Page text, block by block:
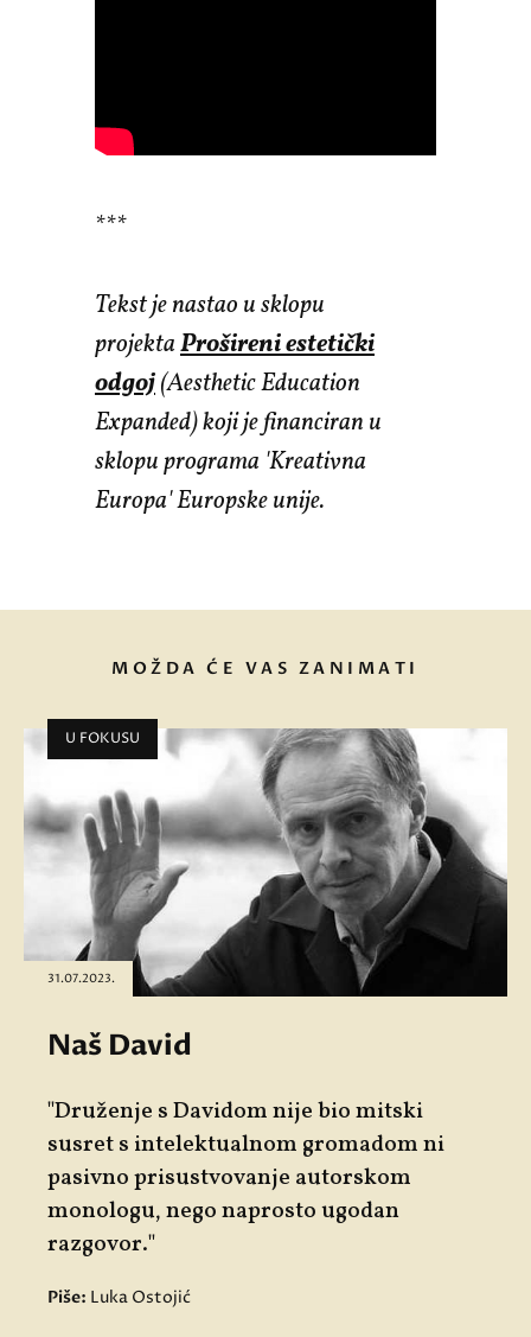
***
Tekst je nastao u sklopu
projektaProšireni estetički
odgoj(Aesthetic Education
Expanded) koji je financiran u
sklopu programa 'Kreativna
Europa' Europske unije.
MOŽDA ĆE VAS ZANIMATI
U FOKUSU
31.07.2023.
Naš David
"Druženje s Davidom nije bio mitski
susret s intelektualnom gromadom ni
pasivno prisustvovanje autorskom
monologu, nego naprosto ugodan
razgovor."
Piše: Luka Ostojić